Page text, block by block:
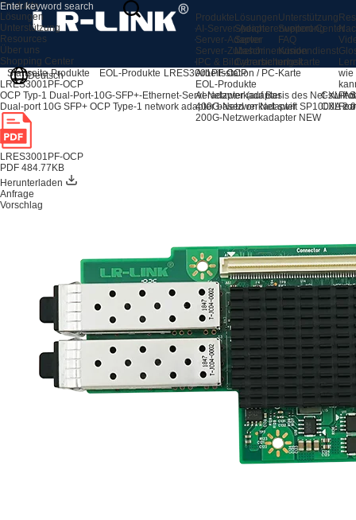
Produkte
AI-Server-Adapter
Server-Adapter
Server-Zubehör
IPC & Bildverarbeitungskarte
Arbeitsstation / PC-Karte
EOL-Produkte
AI-Netzwerkadapter
400G-Netzwerkadapter
200G-Netzwerkadapter NEW
CXL-
CXL 2.0
Lösungen
Speichererweiterung
Server
Maschinenvision
Cybersicherheit
Unterstützung
Support-Center
FAQ
Kundendienst
wie
Produkte
Lösungen
Unterstützung
Resources
Über uns
Shopping Center
Deutsch
Startseite Produkte EOL-Produkte LRES3001PF-OCP
LRES3001PF-OCP
OCP Typ-1 Dual-Port-10G-SFP+-Ethernet-Serveradapter (auf Basis des Net-swift
Dual-port 10G SFP+ OCP Type-1 network adapter based on Net-swift SP1000A
LRES3001PF-OCP
PDF 484.77KB
Herunterladen
Anfrage
Vorschlag